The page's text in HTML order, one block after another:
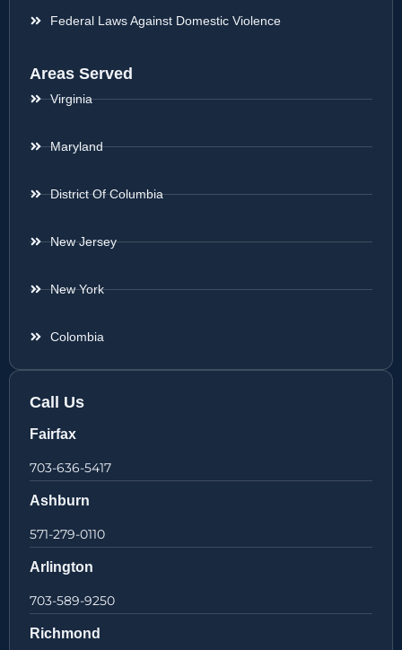
Federal Laws Against Domestic Violence
Areas Served
Virginia
Maryland
District Of Columbia
New Jersey
New York
Colombia
Call Us
Fairfax
703-636-5417
Ashburn
571-279-0110
Arlington
703-589-9250
Richmond